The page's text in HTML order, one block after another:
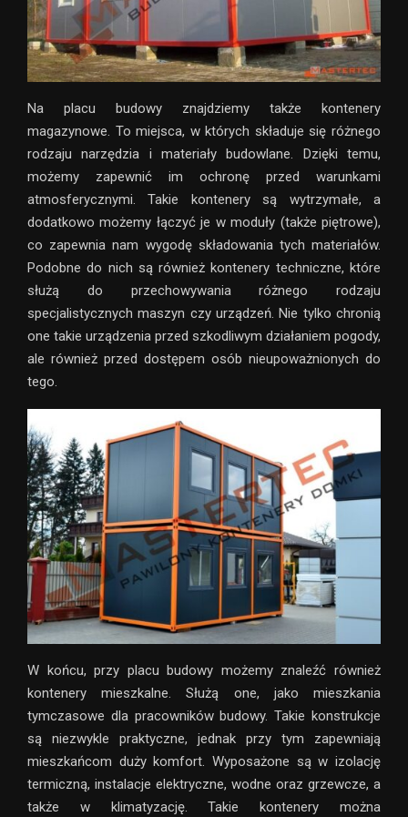
Na placu budowy znajdziemy także kontenery
magazynowe. To miejsca, w których składuje się różnego
rodzaju narzędzia i materiały budowlane. Dzięki temu,
możemy zapewnić im ochronę przed warunkami
atmosferycznymi. Takie kontenery są wytrzymałe, a
dodatkowo możemy łączyć je w moduły (także piętrowe),
co zapewnia nam wygodę składowania tych materiałów.
Podobne do nich są również kontenery techniczne, które
służą do przechowywania różnego rodzaju
specjalistycznych maszyn czy urządzeń. Nie tylko chronią
one takie urządzenia przed szkodliwym działaniem pogody,
ale również przed dostępem osób nieupoważnionych do
tego.
W końcu, przy placu budowy możemy znaleźć również
kontenery mieszkalne. Służą one, jako mieszkania
tymczasowe dla pracowników budowy. Takie konstrukcje
są niezwykle praktyczne, jednak przy tym zapewniają
mieszkańcom duży komfort. Wyposażone są w izolację
termiczną, instalacje elektryczne, wodne oraz grzewcze, a
także w klimatyzację. Takie kontenery można